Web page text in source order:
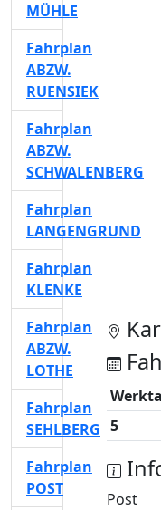
5
Post
MÜHLE
Fahrplan
ABZW.
RUENSIEK
Fahrplan
ABZW.
SCHWALENBERG
Fahrplan
LANGENGRUND
Fahrplan
KLENKE
Fahrplan
ABZW.
LOTHE
Fahrplan
SEHLBERG
Fahrplan
POST